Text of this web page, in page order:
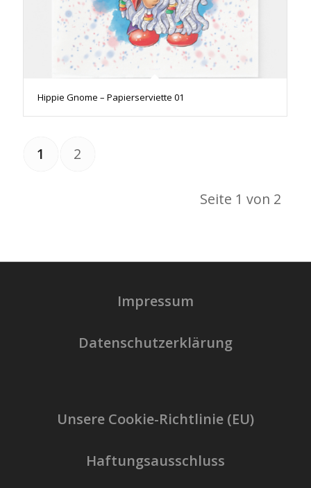
Hippie Gnome – Papierserviette 01
Seite 1 von 2
1 2
Impressum
Datenschutzerklärung
Unsere Cookie-Richtlinie (EU)
Haftungsausschluss